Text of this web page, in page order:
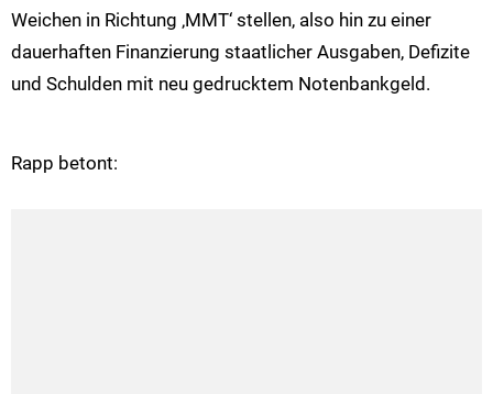
Weichen in Richtung ‚MMT‘ stellen, also hin zu einer
dauerhaften Finanzierung staatlicher Ausgaben, Defizite
und Schulden mit neu gedrucktem Notenbankgeld.
Rapp betont: